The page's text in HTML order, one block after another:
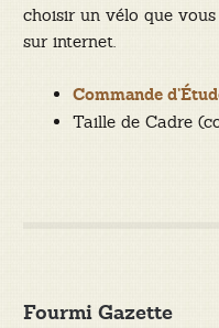
choisir un vélo que
sur internet.
Commande
Taille de Cadre
Fourmi Gazette